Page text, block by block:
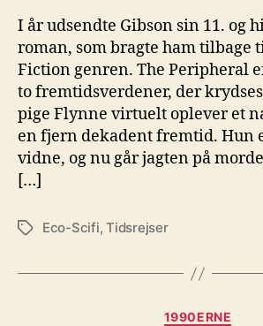
I år udsendte Gibson sin 11. og
roman, som bragte ham tilbage
Fiction genren. The Peripheral
to fremtidsverdener, der
pige Flynne virtuelt oplever et
en fjern dekadent fremtid. Hun
vidne, og nu går jagten på
[…]
TagsEco-Scifi,Tidsrejser
Kategorier
1990ERNE